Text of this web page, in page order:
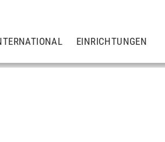
EINRICHTUNGEN